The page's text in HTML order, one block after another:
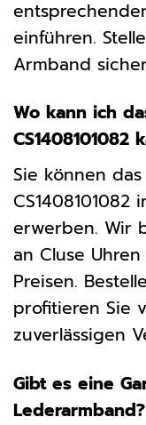
einführen.
Armband
Wo kann ich
CS1408101082
Sie können
erwerben. Wir
an Cluse
Preisen.
profitieren Sie
zuverlässigen
Gibt es eine
Lederarmband?